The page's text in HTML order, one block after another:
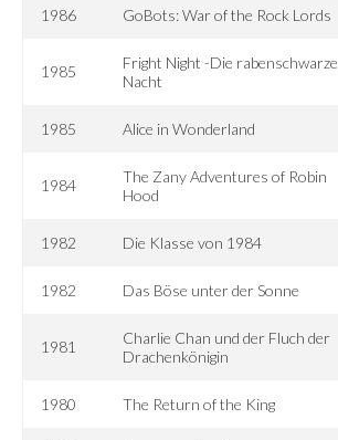
1986 GoBots: War of the Rock Lords
1985
Fright Night -Die rabenschwarze
Nacht
1985 Alice in Wonderland
1984
The Zany Adventures of Robin
Hood
1982 Die Klasse von 1984
1982 Das Böse unter der Sonne
1981
Charlie Chan und der Fluch der
Drachenkönigin
1980 The Return of the King